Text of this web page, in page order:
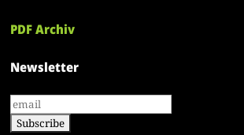
PDF Archiv
Newsletter